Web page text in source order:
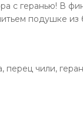
с геранью! В
подушке из
перец чили,